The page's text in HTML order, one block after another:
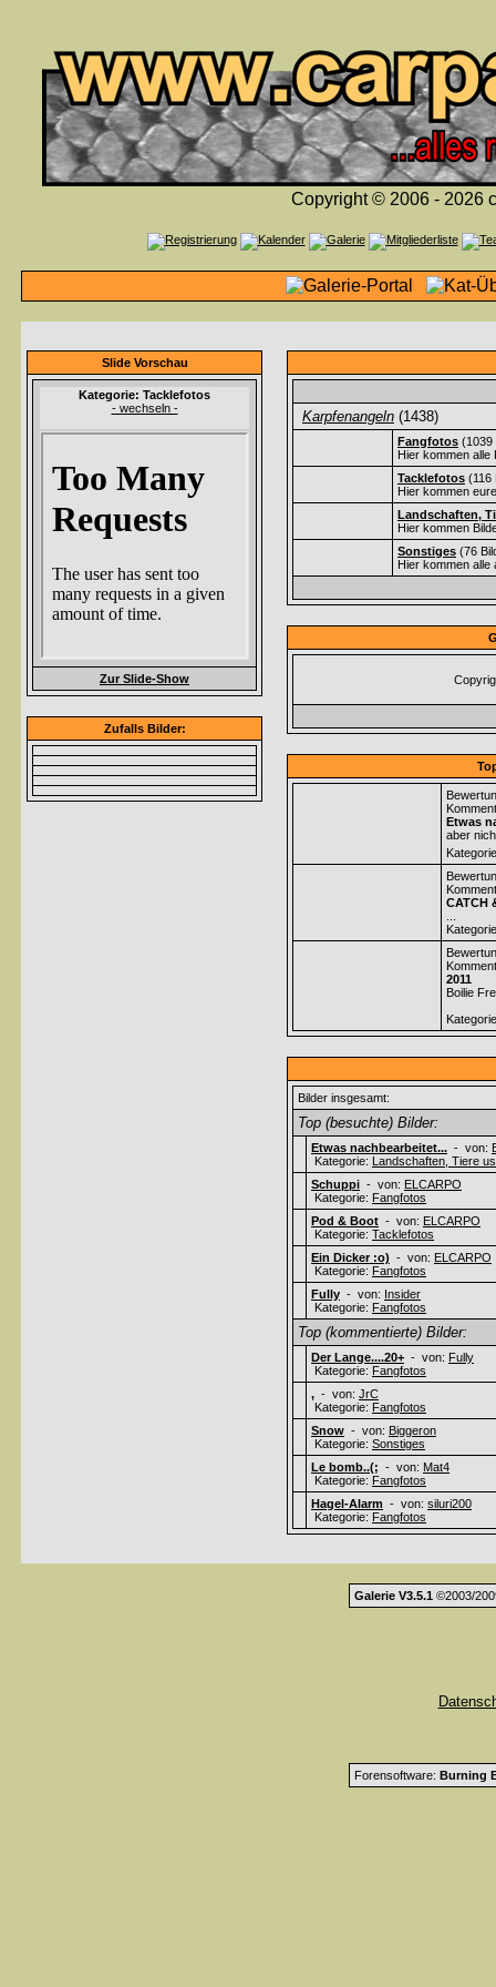
Copyright © 2006 - 2026
Slide Vorschau
Kategorie: Tacklefotos
- wechseln -
Zur Slide-Show
Zufalls Bilder:
Karpfenangeln (1438)
Fangfotos
Hier kommen
Tacklefotos
Hier kommen
Landschaften,
Hier kommen
Sonstiges (76
Hier kommen alle
Etwas
aber
CATCH
2011
Boilie
Bilder insgesamt:
Top (besuchte) Bilder:
Etwas nachbearbeitet... - von:
Kategorie: Landschaften, Tiere
Schuppi - von: ELCARPO
Kategorie: Fangfotos
Pod & Boot - von: ELCARPO
Kategorie: Tacklefotos
Ein Dicker :o) - von: ELCARPO
Kategorie: Fangfotos
Fully - von: Insider
Kategorie: Fangfotos
Top (kommentierte) Bilder:
Der Lange....20+ - von: Fully
Kategorie: Fangfotos
, - von: JrC
Kategorie: Fangfotos
Snow - von: Biggeron
Kategorie: Sonstiges
Le bomb..(; - von: Mat4
Kategorie: Fangfotos
Hagel-Alarm - von: siluri200
Kategorie: Fangfotos
Galerie V3.5.1 ©2003/
Forensoftware: Burning